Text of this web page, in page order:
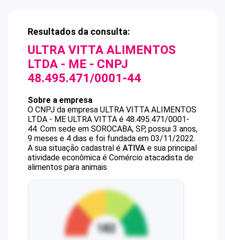
Resultados da consulta:
ULTRA VITTA ALIMENTOS
LTDA - ME - CNPJ
48.495.471/0001-44
Sobre a empresa
O CNPJ da empresa ULTRA VITTA ALIMENTOS
LTDA - ME ULTRA VITTA é 48.495.471/0001-
44. Com sede em SOROCABA, SP, possui 3 anos,
9 meses e 4 dias e foi fundada em 03/11/2022.
A sua situação cadastral é ATIVA e sua principal
atividade econômica é Comércio atacadista de
alimentos para animais.